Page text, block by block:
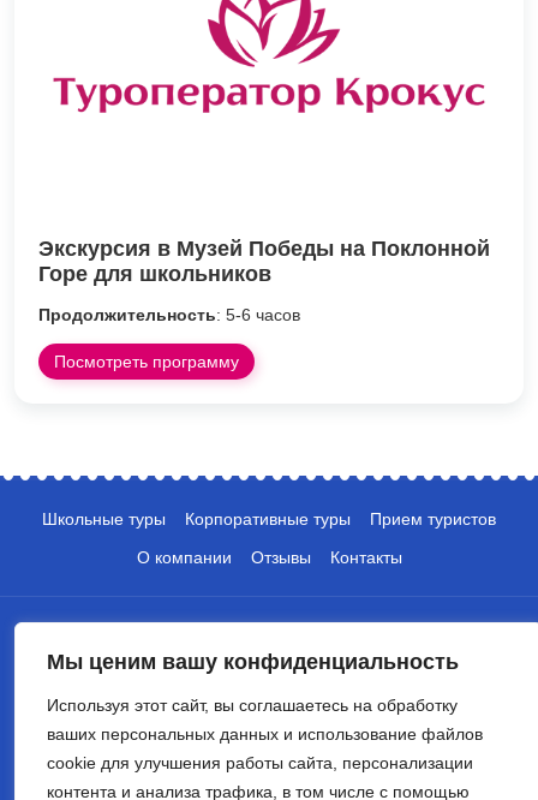
Мы ценим вашу конфиденциальность
Используя этот сайт, вы соглашаетесь на обработку
ваших персональных данных и использование файлов
cookie для улучшения работы сайта, персонализации
контента и анализа трафика, в том числе с помощью
Экскурсия в Музей Победы на Поклонной
Горе для школьников
Продолжительность: 5-6 часов
Посмотреть программу
Школьные туры Корпоративные туры
Прием туристов
О компании
Отзывы Контакты
+7 (495) 135-10-05
info@crocus-travel.ru